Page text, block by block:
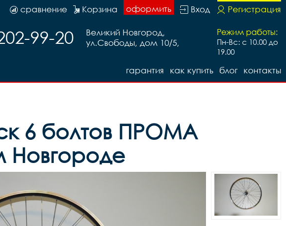
Регистрация
Вход
оформить
Корзина
сравнение
Режим работы:
Пн-Вс: с 10.00 до
19.00
Великий Новгород,
ул.Свободы, дом 10/5,
99-20
контакты
блог
как купить
гарантия
6 болтов ПРОМА
Новгороде